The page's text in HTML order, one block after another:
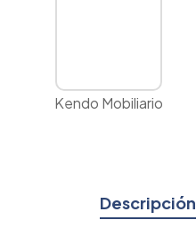
Kendo Mobiliario
Descripción